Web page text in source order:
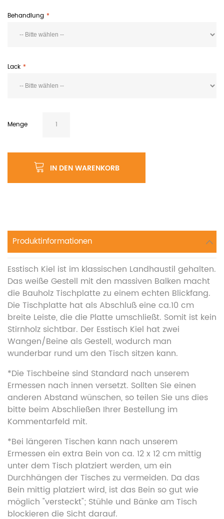
Behandlung
Lack
Menge
IN DEN WARENKORB
Produktinformationen
Esstisch Kiel ist im klassischen Landhaustil gehalten.
Das weiße Gestell mit den massiven Balken macht
die Bauholz Tischplatte zu einem echten Blickfang.
Die Tischplatte hat als Abschluß eine ca.10 cm
breite Leiste, die die Platte umschließt. Somit ist kein
Stirnholz sichtbar. Der Esstisch Kiel hat zwei
Wangen/Beine als Gestell, wodurch man
wunderbar rund um den Tisch sitzen kann.
*Die Tischbeine sind Standard nach unserem
Ermessen nach innen versetzt. Sollten Sie einen
anderen Abstand wünschen, so teilen Sie uns dies
bitte beim Abschließen Ihrer Bestellung im
Kommentarfeld mit.
*Bei längeren Tischen kann nach unserem
Ermessen ein extra Bein von ca. 12 x 12 cm mittig
unter dem Tisch platziert werden, um ein
Durchhängen der Tisches zu vermeiden. Da das
Bein mittig platziert wird, ist das Bein so gut wie
möglich "versteckt"; Stühle und Bänke am Tisch
blockieren die Sicht darauf.